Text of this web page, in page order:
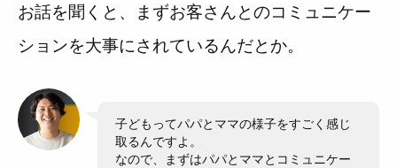
お話を聞くと、まずお客さんとのコミュニケー
ションを大事にされているんだとか。
子どもってパパとママの様子をすごく感じ
取るんですよ。
なので、まずはパパとママとコミュニケー